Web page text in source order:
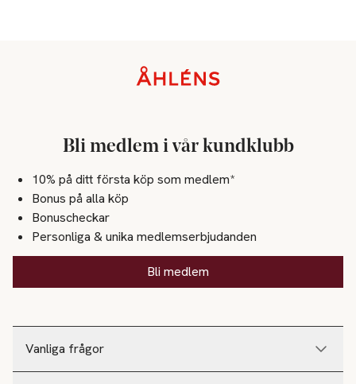
Vanliga frågor
Bli medlem i vår kundklubb
10% på ditt första köp som medlem*
Bonus på alla köp
Bonuscheckar
Personliga & unika medlemserbjudanden
Bli medlem